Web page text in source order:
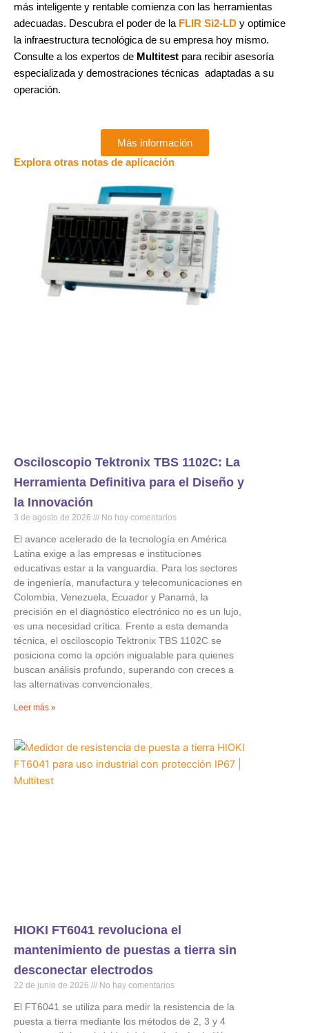
más inteligente y rentable comienza con las herramientas
adecuadas. Descubra el poder de la FLIR Si2-LD y optimice
la infraestructura tecnológica de su empresa hoy mismo.
Consulte a los expertos de Multitest para recibir asesoría
especializada y demostraciones técnicas adaptadas a su
operación.
Más información
Explora otras notas de aplicación
Osciloscopio Tektronix TBS 1102C: La
Herramienta Definitiva para el Diseño y
la Innovación
3 de agosto de 2026 No hay comentarios
El avance acelerado de la tecnología en América
Latina exige a las empresas e instituciones
educativas estar a la vanguardia. Para los sectores
de ingeniería, manufactura y telecomunicaciones en
Colombia, Venezuela, Ecuador y Panamá, la
precisión en el diagnóstico electrónico no es un lujo,
es una necesidad crítica. Frente a esta demanda
técnica, el osciloscopio Tektronix TBS 1102C se
posiciona como la opción inigualable para quienes
buscan análisis profundo, superando con creces a
las alternativas convencionales.
Leer más »
HIOKI FT6041 revoluciona el
mantenimiento de puestas a tierra sin
desconectar electrodos
22 de junio de 2026 No hay comentarios
El FT6041 se utiliza para medir la resistencia de la
puesta a tierra mediante los métodos de 2, 3 y 4